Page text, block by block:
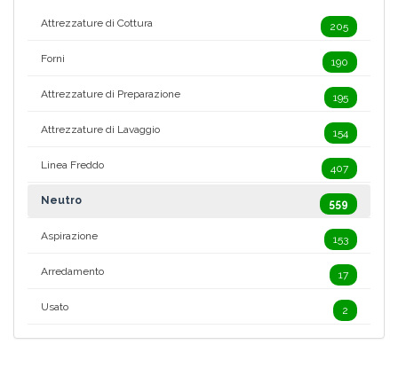
Attrezzature di Cottura 205
Forni 190
Attrezzature di Preparazione 195
Attrezzature di Lavaggio 154
Linea Freddo 407
Neutro 559
Aspirazione 153
Arredamento 17
Usato 2